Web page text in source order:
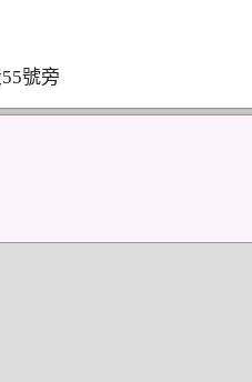
號旁